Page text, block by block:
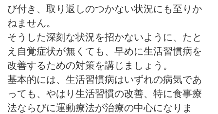
び付き、取り返しのつかない状況にも至りか
ねません。
そうした深刻な状況を招かないように、たと
え自覚症状が無くても、早めに生活習慣病を
改善するための対策を講じましょう。
基本的には、生活習慣病はいずれの病気であ
っても、やはり生活習慣の改善、特に食事療
法ならびに運動療法が治療の中心になりま